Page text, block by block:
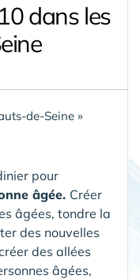
dans les
de-Seine »
pour
âgée. Créer
âgées, tondre la
des nouvelles
des allées
âgées,